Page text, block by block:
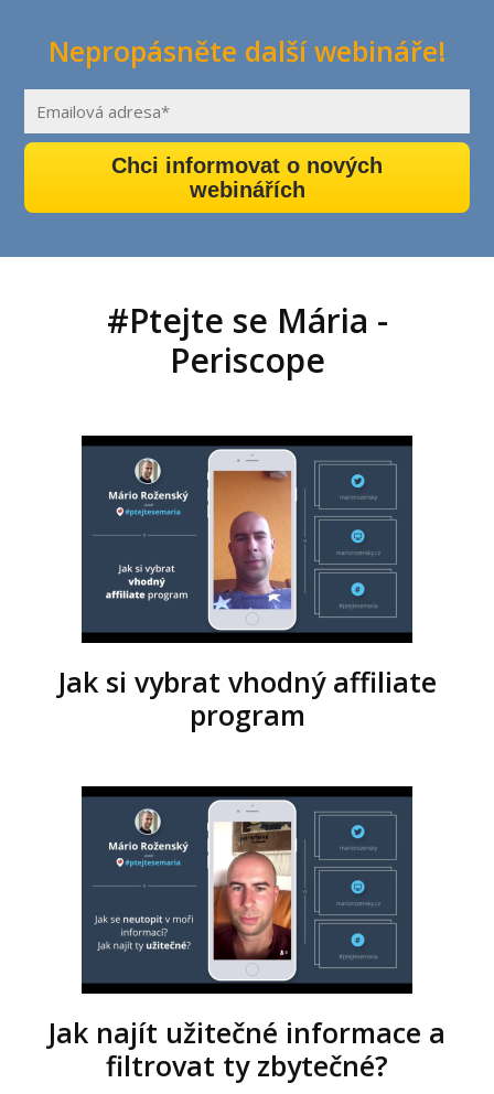
Nepropásněte další webináře!
Chci informovat o nových
webinářích
#Ptejte se Mária -
Periscope
Jak si vybrat vhodný affiliate
program
Jak najít užitečné informace a
filtrovat ty zbytečné?